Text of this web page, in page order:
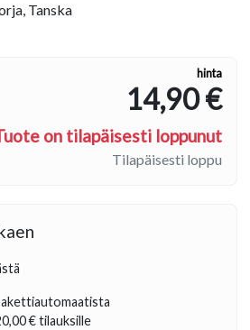
Tanska
hinta
14,90 €
on tilapäisesti loppunut
Tilapäisesti loppu
€tilauksille